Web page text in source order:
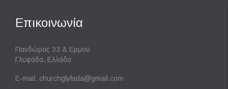
Επικοινωνία
Πανδώρας 33 & Ερμού
Γλυφάδα, Ελλάδα
E-mail: churchglyfada@gmail.com